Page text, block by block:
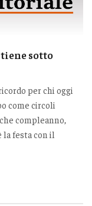
sotto
per chi oggi
come circoli
compleanno,
la festa con il